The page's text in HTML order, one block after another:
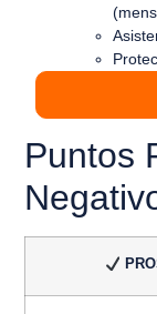
Puntos